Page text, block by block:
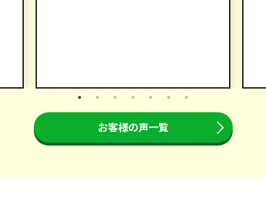
お客様の声一覧